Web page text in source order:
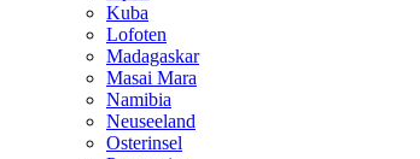
Kuba
Lofoten
Madagaskar
Masai Mara
Namibia
Neuseeland
Osterinsel